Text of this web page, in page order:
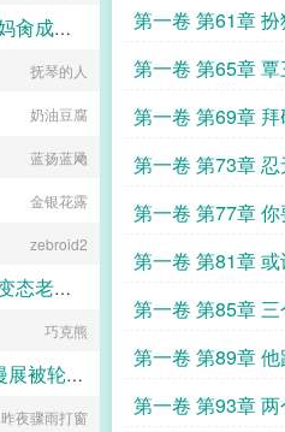
思啊
第一卷 第61章
第一卷 第65章
第一卷 第69章
第一卷 第73章
需再忍
第一卷 第77章
变得强大
第一卷 第81章
第一卷 第85章
台戏句句骂着不
第一卷 第89章
插翅难飞
第一卷 第93章
用粗硕马屌把黑丝巨乳的魅魔妈妈肏成我胯下性奴（去黑修改版）
橘子爱吃橙子
抚琴的人
奶油豆腐
蓝扬蓝飏
金银花露
zebroid2
巨乳童颜娇小偶像在温泉旅馆被变态老板下药迷晕强暴调教最终成淫荡母猪便器
雾火の燃
巧克熊
爆乳肥臀的可爱COSER妈妈在漫展被轮成母猪了！（加料无绿改）
shanwuzhe
昨夜骤雨打窗